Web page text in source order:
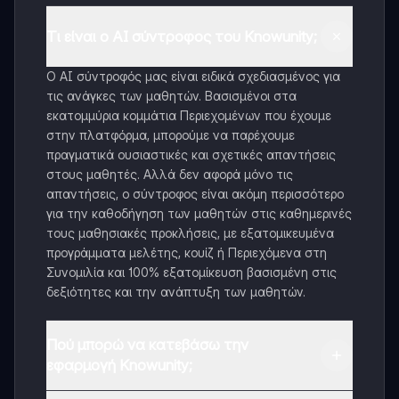
Ο AI σύντροφός μας είναι ειδικά σχεδιασμένος για
τις ανάγκες των μαθητών. Βασισμένοι στα
εκατομμύρια κομμάτια Περιεχομένων που έχουμε
στην πλατφόρμα, μπορούμε να παρέχουμε
πραγματικά ουσιαστικές και σχετικές απαντήσεις
στους μαθητές. Αλλά δεν αφορά μόνο τις
απαντήσεις, ο σύντροφος είναι ακόμη περισσότερο
για την καθοδήγηση των μαθητών στις καθημερινές
τους μαθησιακές προκλήσεις, με εξατομικευμένα
προγράμματα μελέτης, κουίζ ή Περιεχόμενα στη
Συνομιλία και 100% εξατομίκευση βασισμένη στις
δεξιότητες και την ανάπτυξη των μαθητών.